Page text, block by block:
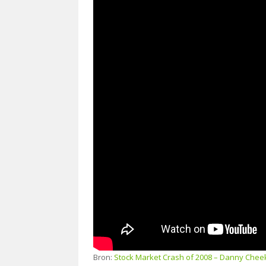
Bron: Stock Market Crash of 2008 – Danny